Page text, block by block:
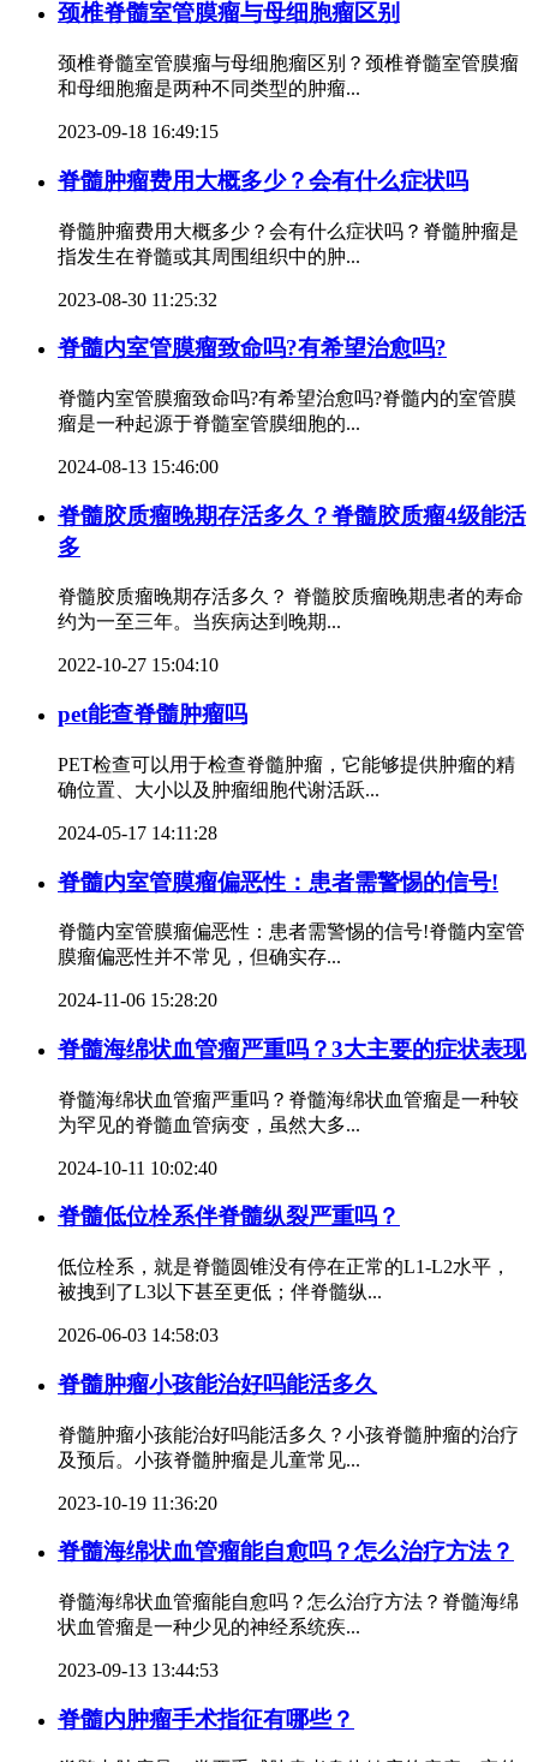
颈椎脊髓室管膜瘤与母细胞瘤区别
颈椎脊髓室管膜瘤与母细胞瘤区别？颈椎脊髓室管膜瘤
和母细胞瘤是两种不同类型的肿瘤...
2023-09-18 16:49:15
脊髓肿瘤费用大概多少？会有什么症状吗
脊髓肿瘤费用大概多少？会有什么症状吗？脊髓肿瘤是
指发生在脊髓或其周围组织中的肿...
2023-08-30 11:25:32
脊髓内室管膜瘤致命吗?有希望治愈吗?
脊髓内室管膜瘤致命吗?有希望治愈吗?脊髓内的室管膜
瘤是一种起源于脊髓室管膜细胞的...
2024-08-13 15:46:00
脊髓胶质瘤晚期存活多久？脊髓胶质瘤4级能活
多
脊髓胶质瘤晚期存活多久？ 脊髓胶质瘤晚期患者的寿命
约为一至三年。当疾病达到晚期...
2022-10-27 15:04:10
pet能查脊髓肿瘤吗
PET检查可以用于检查脊髓肿瘤，它能够提供肿瘤的精
确位置、大小以及肿瘤细胞代谢活跃...
2024-05-17 14:11:28
脊髓内室管膜瘤偏恶性：患者需警惕的信号!
脊髓内室管膜瘤偏恶性：患者需警惕的信号!脊髓内室管
膜瘤偏恶性并不常见，但确实存...
2024-11-06 15:28:20
脊髓海绵状血管瘤严重吗？3大主要的症状表现
脊髓海绵状血管瘤严重吗？脊髓海绵状血管瘤是一种较
为罕见的脊髓血管病变，虽然大多...
2024-10-11 10:02:40
脊髓低位栓系伴脊髓纵裂严重吗？
低位栓系，就是脊髓圆锥没有停在正常的L1-L2水平，
被拽到了L3以下甚至更低；伴脊髓纵...
2026-06-03 14:58:03
脊髓肿瘤小孩能治好吗能活多久
脊髓肿瘤小孩能治好吗能活多久？小孩脊髓肿瘤的治疗
及预后。小孩脊髓肿瘤是儿童常见...
2023-10-19 11:36:20
脊髓海绵状血管瘤能自愈吗？怎么治疗方法？
脊髓海绵状血管瘤能自愈吗？怎么治疗方法？脊髓海绵
状血管瘤是一种少见的神经系统疾...
2023-09-13 13:44:53
脊髓内肿瘤手术指征有哪些？